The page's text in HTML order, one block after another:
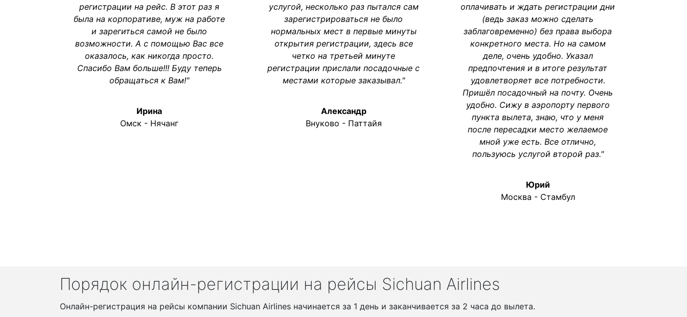
регистрации на рейс. В этот раз я
была на корпоративе, муж на работе
и зарегиться самой не было
возможности. А с помощью Вас все
оказалось, как никогда просто.
Спасибо Вам больше!!! Буду теперь
обращаться к Вам!"
Ирина
Омск - Нячанг
услугой, несколько раз пытался сам
зарегистрироваться не было
нормальных мест в первые минуты
открытия регистрации, здесь все
четко на третьей минуте
регистрации прислали посадочные с
местами которые заказывал."
Александр
Внуково - Паттайя
оплачивать и ждать регистрации дни
(ведь заказ можно сделать
заблаговременно) без права выбора
конкретного места. Но на самом
деле, очень удобно. Указал
предпочтения и в итоге результат
удовлетворяет все потребности.
Пришёл посадочный на почту. Очень
удобно. Сижу в аэропорту первого
пункта вылета, знаю, что у меня
после пересадки место желаемое
мной уже есть. Все отлично,
пользуюсь услугой второй раз."
Юрий
Москва - Стамбул
Порядок онлайн-регистрации на рейсы Sichuan Airlines
Онлайн-регистрация на рейсы компании Sichuan Airlines начинается за 1 день и заканчивается за 2 часа до вылета.